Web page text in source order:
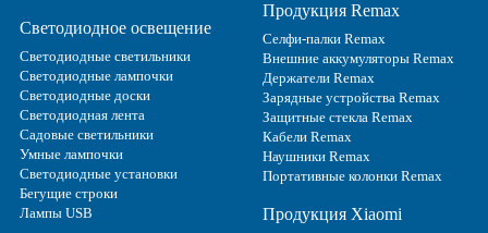
Светодиодное освещение
Светодиодные светильники
Светодиодные лампочки
Светодиодные доски
Светодиодная лента
Садовые светильники
Умные лампочки
Светодиодные установки
Бегущие строки
Лампы USB
Продукция Remax
Селфи-палки Remax
Внешние аккумуляторы Remax
Держатели Remax
Зарядные устройства Remax
Защитные стекла Remax
Кабели Remax
Наушники Remax
Портативные колонки Remax
Продукция Xiaomi